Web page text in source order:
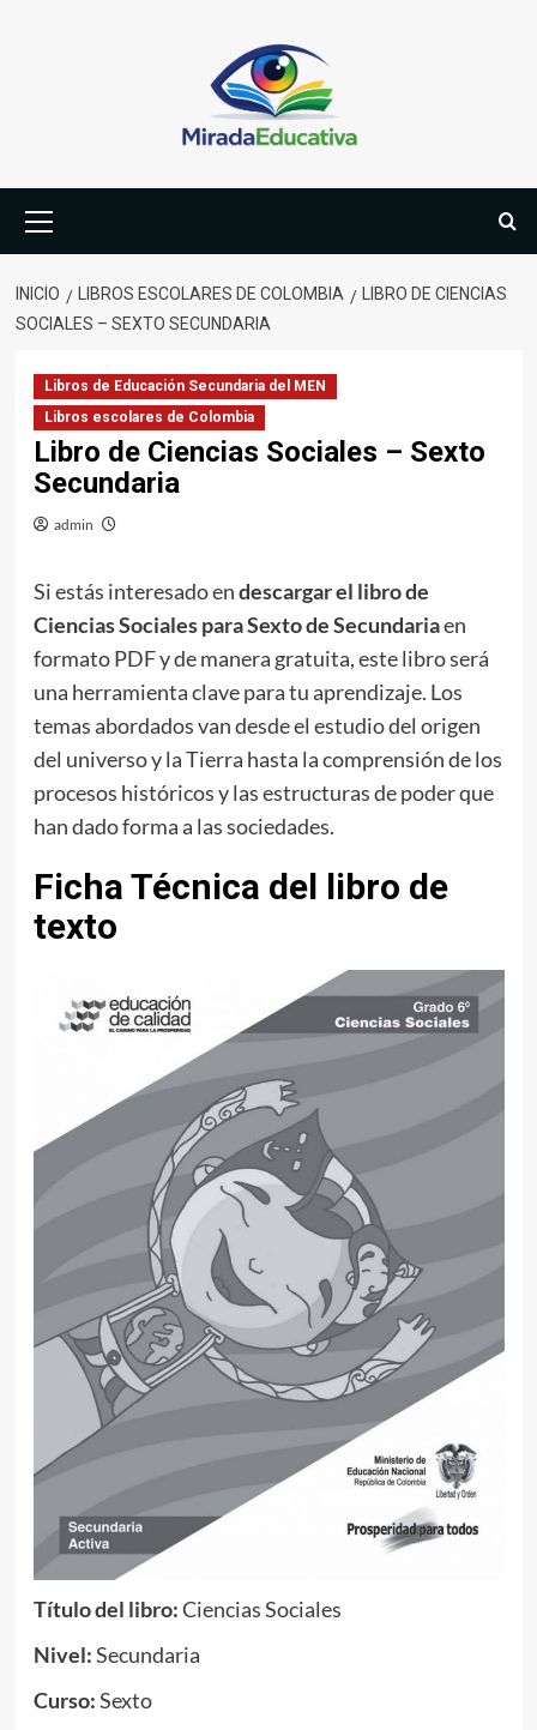
primario
INICIO LIBROS ESCOLARES DE COLOMBIA
LIBRO DE CIENCIAS
SOCIALES – SEXTO SECUNDARIA
Libros de Educación Secundaria del MEN
Libros escolares de Colombia
Libro de Ciencias Sociales – Sexto
Secundaria
admin
Si estás interesado endescargar el libro de
Ciencias Sociales para Sexto de Secundariaen
formato PDF y de manera gratuita, este libro será
una herramienta clave para tu aprendizaje. Los
temas abordados van desde el estudio del origen
del universo y la Tierra hasta la comprensión de los
procesos históricos y las estructuras de poder que
han dado forma a las sociedades.
Ficha Técnica del libro de
texto
Título del libro:Ciencias Sociales
Nivel:Secundaria
Curso:Sexto